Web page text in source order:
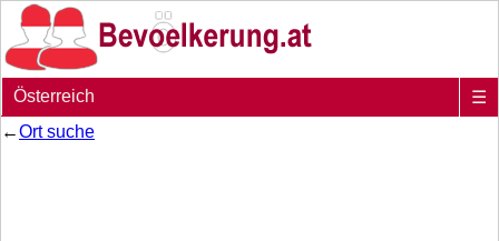
Österreich
☰
←Ort suche